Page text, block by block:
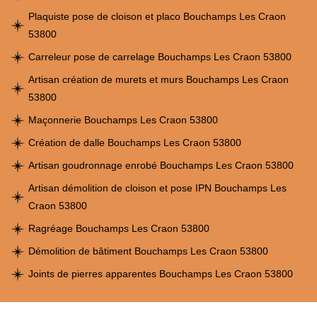
Plaquiste pose de cloison et placo Bouchamps Les Craon
53800
Carreleur pose de carrelage Bouchamps Les Craon 53800
Artisan création de murets et murs Bouchamps Les Craon
53800
Maçonnerie Bouchamps Les Craon 53800
Création de dalle Bouchamps Les Craon 53800
Artisan goudronnage enrobé Bouchamps Les Craon 53800
Artisan démolition de cloison et pose IPN Bouchamps Les
Craon 53800
Ragréage Bouchamps Les Craon 53800
Démolition de bâtiment Bouchamps Les Craon 53800
Joints de pierres apparentes Bouchamps Les Craon 53800